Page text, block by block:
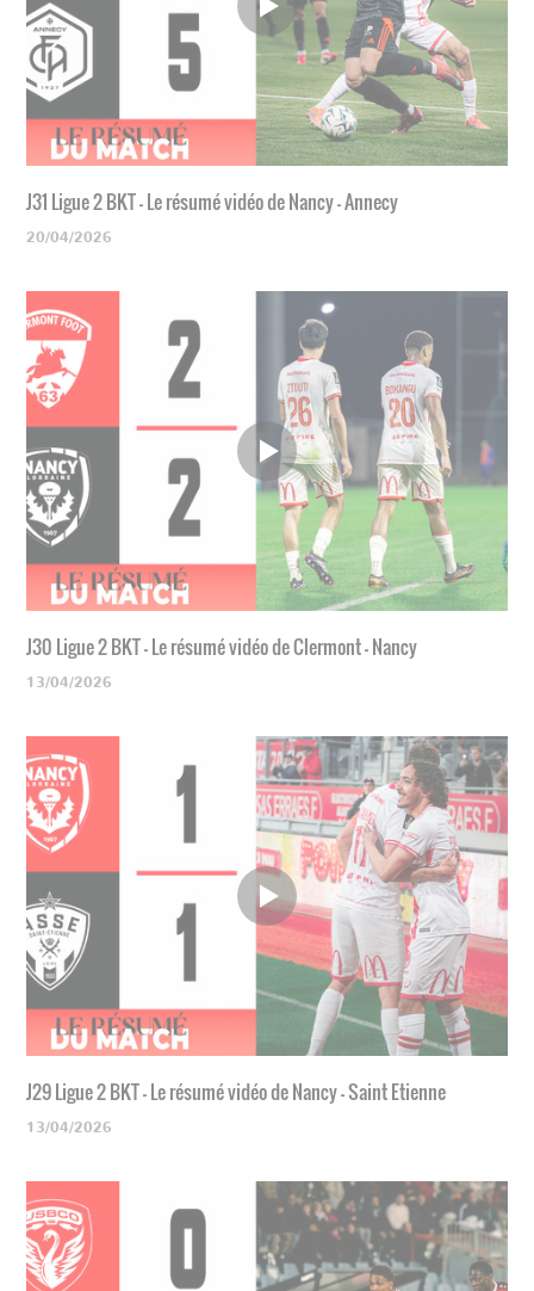
J31 Ligue 2 BKT - Le résumé vidéo de Nancy - Annecy
20/04/2026
J30 Ligue 2 BKT - Le résumé vidéo de Clermont - Nancy
13/04/2026
J29 Ligue 2 BKT - Le résumé vidéo de Nancy - Saint Etienne
13/04/2026